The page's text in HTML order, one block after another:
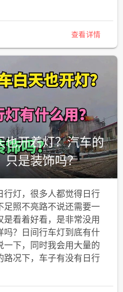
查看详情
也开着灯？汽车的
只是装饰吗？
行灯，很多人都觉得日行
足照不亮路不说还需要一
看着好看，是非常没用
吗？日间行车灯到底有什
一下，同时我会用大量的
路况下，车子有没有日行